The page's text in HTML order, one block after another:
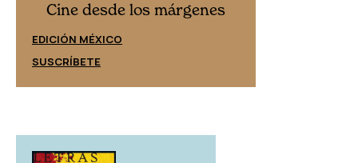
Cine desde los márgenes
EDICIÓN MÉXICO
SUSCRÍBETE